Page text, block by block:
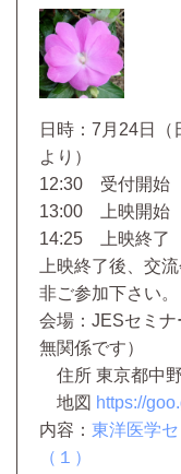
日時：7月24日
より）
12:30 受付開始
13:00 上映開始
14:25 上映終了
上映終了後、交
非ご参加下さい。
会場：JESセミ
無関係です）
住所 東京都中
地図 https://
内容： 東洋医学
（１）